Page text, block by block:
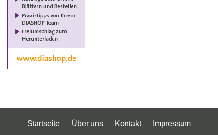
Startseite Über uns Kontakt
Impressum